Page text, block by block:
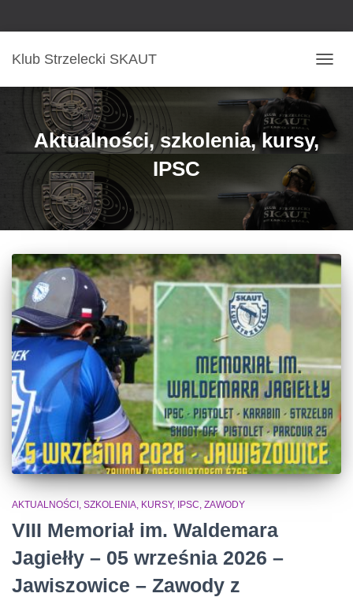
Klub Strzelecki SKAUT
Aktualności, szkolenia, kursy,
IPSC
AKTUALNOŚCI, SZKOLENIA, KURSY, IPSC ZAWODY
VIII Memoriał im. Waldemara
Jagiełły – 05 września 2026 –
Jawiszowice – Zawody z